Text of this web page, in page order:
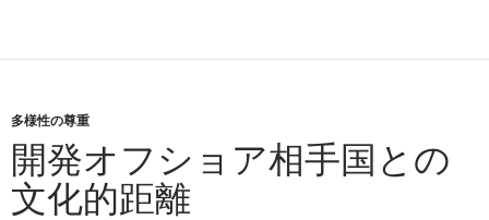
多様性の尊重
開発オフショア相手国との
文化的距離